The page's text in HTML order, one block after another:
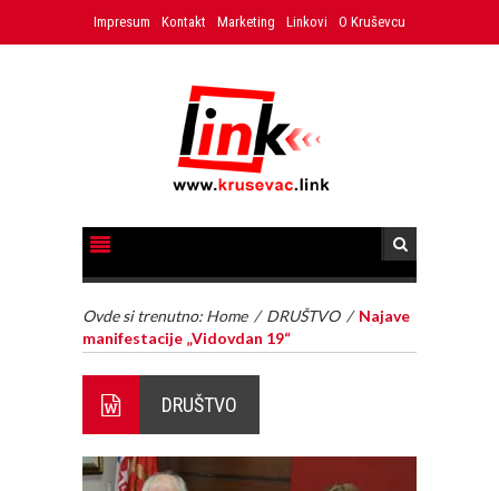
Impresum Kontakt Marketing Linkovi O Kruševcu
Ovde si trenutno: Home / DRUŠTVO / Najave
manifestacije „Vidovdan 19“
DRUŠTVO